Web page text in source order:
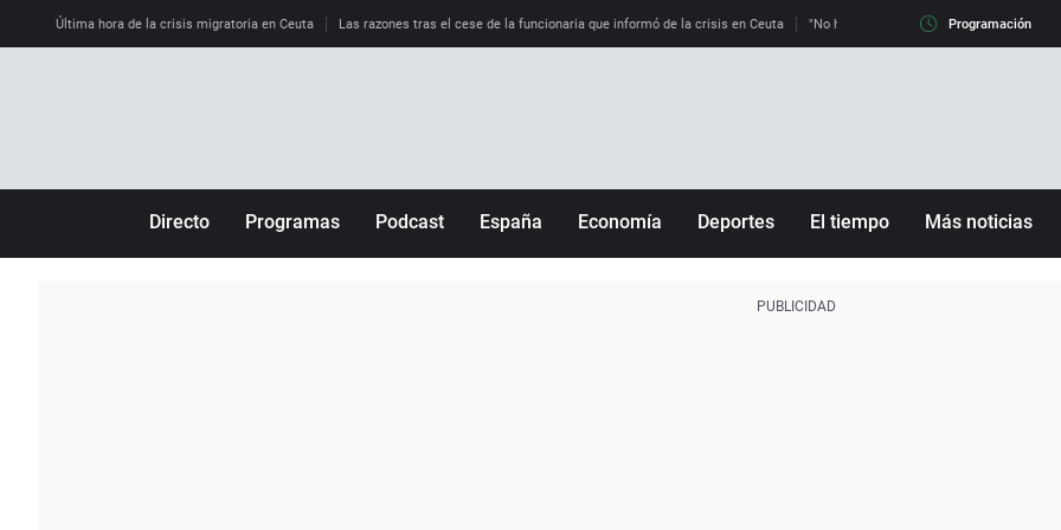
Última hora de la crisis migratoria en Ceuta Las razones tras el cese de la funcionaria que informó de la crisis en Ceuta "No hay mafias, que no nos engañen":
Programación
Directo Programas Podcast España Economía Deportes El tiempo Más noticias